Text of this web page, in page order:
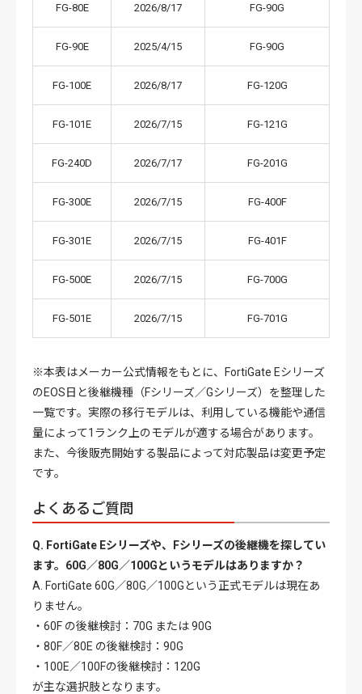
FG-80E 2026/8/17 FG-90G
FG-90E 2025/4/15 FG-90G
FG-100E 2026/8/17 FG-120G
FG-101E 2026/7/15 FG-121G
FG-240D 2026/7/17 FG-201G
FG-300E 2026/7/15 FG-400F
FG-301E 2026/7/15 FG-401F
FG-500E 2026/7/15 FG-700G
FG-501E 2026/7/15 FG-701G
※本表はメーカー公式情報をもとに、FortiGate Eシリーズ
のEOS日と後継機種（Fシリーズ／Gシリーズ）を整理した
一覧です。実際の移行モデルは、利用している機能や通信
量によって1ランク上のモデルが適する場合があります。
また、今後販売開始する製品によって対応製品は変更予定
です。
よくあるご質問
Q. FortiGate Eシリーズや、Fシリーズの後継機を探してい
ます。60G／80G／100Gというモデルはありますか？
A. FortiGate 60G／80G／100Gという正式モデルは現在あ
りません。
・60F の後継検討：70G または 90G
・80F／80E の後継検討：90G
・100E／100Fの後継検討：120G
が主な選択肢となります。